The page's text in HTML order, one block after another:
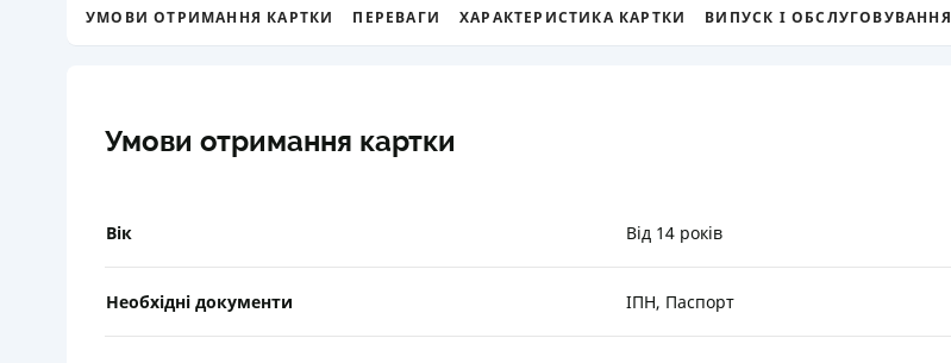
УМОВИ ОТРИМАННЯ КАРТКИ ПЕРЕВАГИ ХАРАКТЕРИСТИКА КАРТКИ ВИПУСК І ОБСЛУГОВУВАННЯ
Умови отримання картки
Вік Від 14 років
Необхідні документи ІПН, Паспорт